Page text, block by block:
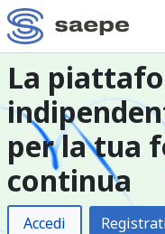
La
per la tua
continua
Accedi